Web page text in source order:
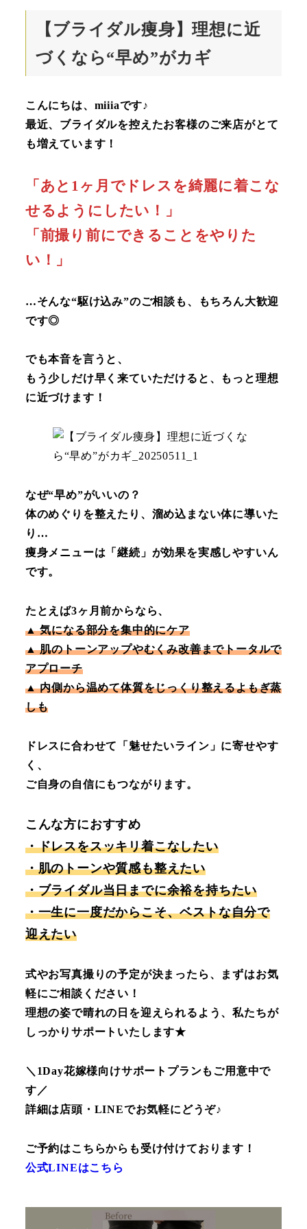
【ブライダル痩身】理想に近
づくなら“早め”がカギ
こんにちは、miiiaです♪
最近、ブライダルを控えたお客様のご来店がとて
も増えています！
「あと1ヶ月でドレスを綺麗に着こな
せるようにしたい！」
「前撮り前にできることをやりた
い！」
…そんな“駆け込み”のご相談も、もちろん大歓迎
です◎
でも本音を言うと、
もう少しだけ早く来ていただけると、もっと理想
に近づけます！
なぜ“早め”がいいの？
体のめぐりを整えたり、溜め込まない体に導いた
り…
痩身メニューは「継続」が効果を実感しやすいん
です。
たとえば3ヶ月前からなら、
▲ 気になる部分を集中的にケア
▲ 肌のトーンアップやむくみ改善までトータルで
アプローチ
▲ 内側から温めて体質をじっくり整えるよもぎ蒸
しも
ドレスに合わせて「魅せたいライン」に寄せやす
く、
ご自身の自信にもつながります。
こんな方におすすめ
・ドレスをスッキリ着こなしたい
・肌のトーンや質感も整えたい
・ブライダル当日までに余裕を持ちたい
・一生に一度だからこそ、ベストな自分で
迎えたい
式やお写真撮りの予定が決まったら、まずはお気
軽にご相談ください！
理想の姿で晴れの日を迎えられるよう、私たちが
しっかりサポートいたします★
＼1Day花嫁様向けサポートプランもご用意中で
す／
詳細は店頭・LINEでお気軽にどうぞ♪
ご予約はこちらからも受け付けております！
公式LINEはこちら